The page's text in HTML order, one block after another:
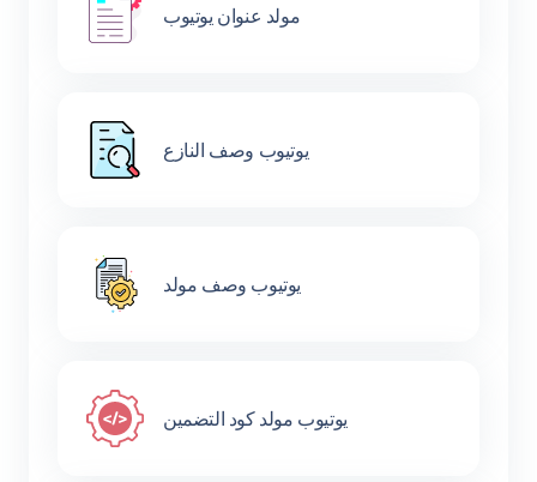
مولد عنوان يوتيوب
يوتيوب وصف النازع
يوتيوب وصف مولد
يوتيوب مولد كود التضمين